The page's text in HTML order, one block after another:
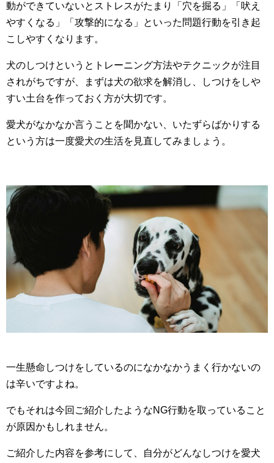
動ができていないとストレスがたまり「穴を掘る」「吠え
やすくなる」「攻撃的になる」といった問題行動を引き起
こしやすくなります。
犬のしつけというとトレーニング方法やテクニックが注目
されがちですが、まずは犬の欲求を解消し、しつけをしや
すい土台を作っておく方が大切です。
愛犬がなかなか言うことを聞かない、いたずらばかりする
という方は一度愛犬の生活を見直してみましょう。
一生懸命しつけをしているのになかなかうまく行かないの
は辛いですよね。
でもそれは今回ご紹介したようなNG行動を取っていること
が原因かもしれません。
ご紹介した内容を参考にして、自分がどんなしつけを愛犬